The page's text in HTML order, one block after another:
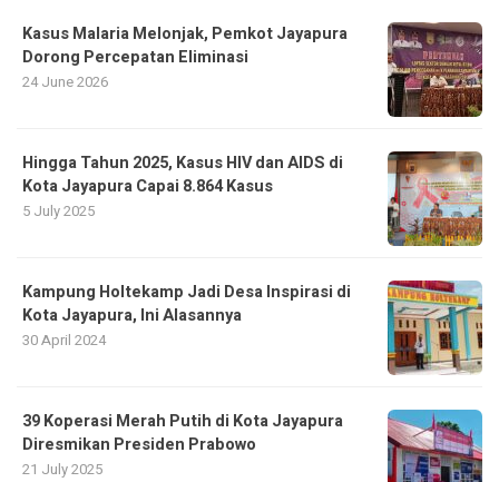
Kasus Malaria Melonjak, Pemkot Jayapura
Dorong Percepatan Eliminasi
24 June 2026
Hingga Tahun 2025, Kasus HIV dan AIDS di
Kota Jayapura Capai 8.864 Kasus
5 July 2025
Kampung Holtekamp Jadi Desa Inspirasi di
Kota Jayapura, Ini Alasannya
30 April 2024
39 Koperasi Merah Putih di Kota Jayapura
Diresmikan Presiden Prabowo
21 July 2025